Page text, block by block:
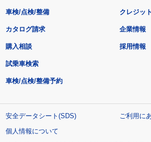
車検/点検/整備 クレジッ
カタログ請求
購入相談
試乗車検索
車検/点検/整備予約
企業情報
採用情報
安全データシート(SDS)
ご利用に
個人情報について